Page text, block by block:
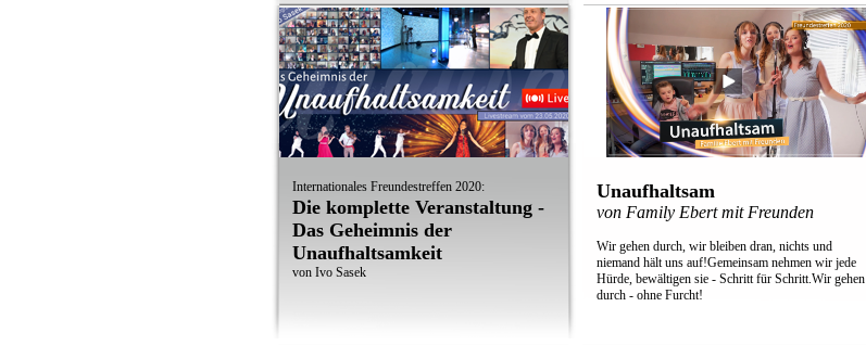
Internationales Freundestreffen 2020:
Die komplette Veranstaltung -
Das Geheimnis der
Unaufhaltsamkeit
von Ivo Sasek
Unaufhaltsam
von Family Ebert mit Freunden
Wir gehen durch, wir bleiben dran, nichts und
niemand hält uns auf!Gemeinsam nehmen wir jede
Hürde, bewältigen sie - Schritt für Schritt.Wir gehen
durch - ohne Furcht!